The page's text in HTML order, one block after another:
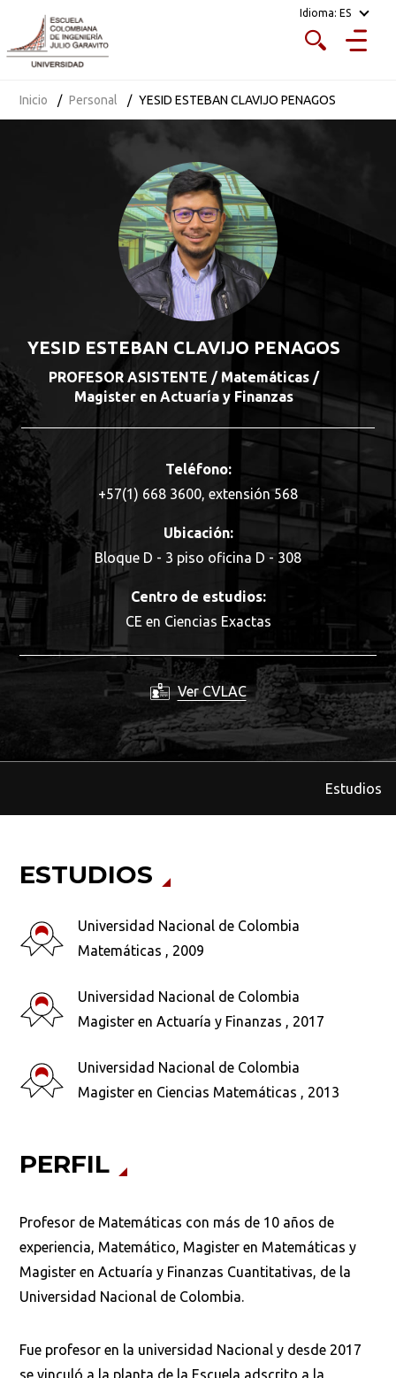
Idioma: ES
Inicio Personal YESID ESTEBAN CLAVIJO PENAGOS
YESID ESTEBAN CLAVIJO PENAGOS
PROFESOR ASISTENTE / Matemáticas /
Magister en Actuaría y Finanzas
Teléfono:
+57(1) 668 3600, extensión 568
Ubicación:
Bloque D - 3 piso oficina D - 308
Centro de estudios:
CE en Ciencias Exactas
Ver CVLAC
Estudios
ESTUDIOS
Universidad Nacional de Colombia
Matemáticas , 2009
Universidad Nacional de Colombia
Magister en Actuaría y Finanzas , 2017
Universidad Nacional de Colombia
Magister en Ciencias Matemáticas , 2013
PERFIL
Profesor de Matemáticas con más de 10 años de
experiencia, Matemático, Magister en Matemáticas y
Magister en Actuaría y Finanzas Cuantitativas, de la
Universidad Nacional de Colombia.
Fue profesor en la universidad Nacional y desde 2017
se vinculó a la planta de la Escuela adscrito a la